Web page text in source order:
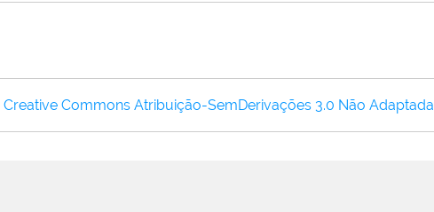
Creative Commons Atribuição-SemDerivações 3.0 Não Adaptada